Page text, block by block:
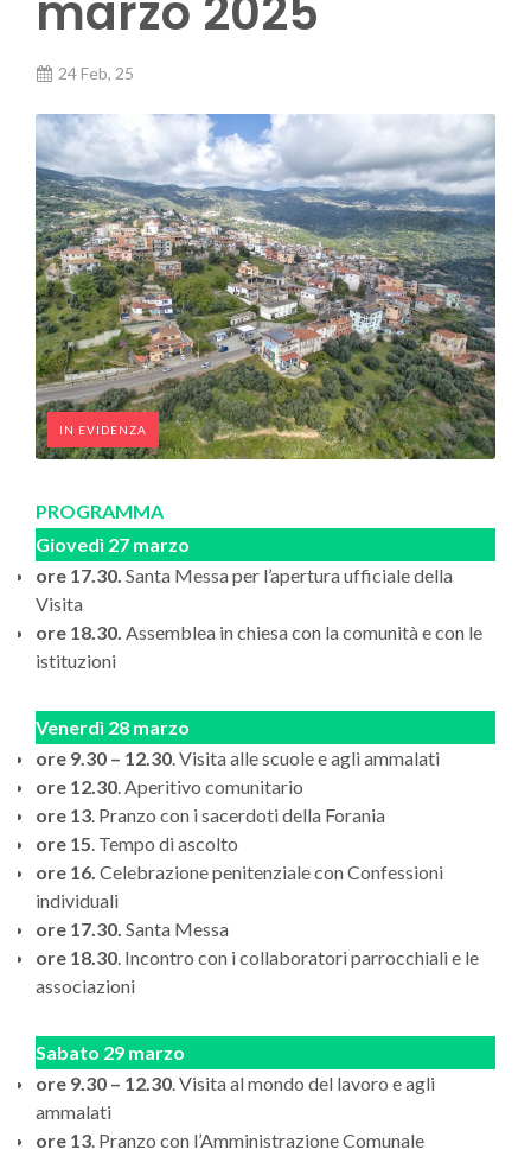
marzo 2025
24 Feb, 25
IN EVIDENZA
PROGRAMMA
Giovedì 27 marzo
ore 17.30. Santa Messa per l’apertura ufficiale della
Visita
ore 18.30. Assemblea in chiesa con la comunità e con le
istituzioni
Venerdì 28 marzo
ore 9.30 – 12.30. Visita alle scuole e agli ammalati
ore 12.30. Aperitivo comunitario
ore 13. Pranzo con i sacerdoti della Forania
ore 15. Tempo di ascolto
ore 16. Celebrazione penitenziale con Confessioni
individuali
ore 17.30. Santa Messa
ore 18.30. Incontro con i collaboratori parrocchiali e le
associazioni
Sabato 29 marzo
ore 9.30 – 12.30. Visita al mondo del lavoro e agli
ammalati
ore 13. Pranzo con l’Amministrazione Comunale